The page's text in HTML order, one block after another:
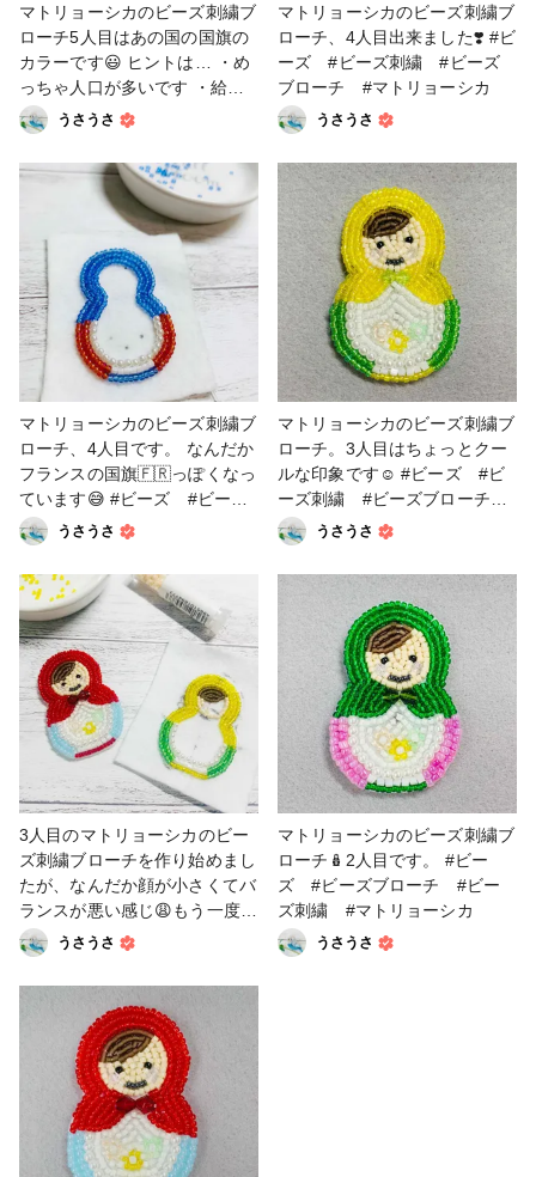
マトリョーシカのビーズ刺繍ブ
ローチ5人目はあの国の国旗の
カラーです😃 ヒントは… ・め
っちゃ人口が多いです ・給食
で大人気メニュー ・映画 #ビ
ーズ #ビーズ刺繍 #ビーズ
ブローチ #マトリョーシカ
うさうさ
マトリョーシカのビーズ刺繍ブ
ローチ、4人目出来ました❣️ #ビ
ーズ #ビーズ刺繍 #ビーズ
ブローチ #マトリョーシカ
うさうさ
マトリョーシカのビーズ刺繍ブ
ローチ、4人目です。 なんだか
フランスの国旗🇫🇷っぽくなっ
ています😅 #ビーズ #ビーズ
ブローチ #ビーズ刺繍 #マ
トリョーシカ
うさうさ
マトリョーシカのビーズ刺繍ブ
ローチ。3人目はちょっとクー
ルな印象です☺️ #ビーズ #ビ
ーズ刺繍 #ビーズブローチ
#マトリョーシカ
うさうさ
3人目のマトリョーシカのビー
ズ刺繍ブローチを作り始めまし
たが、なんだか顔が小さくてバ
ランスが悪い感じ😩もう一度や
り直します💦 #ビーズ #ビー
ズ刺繍 #ビーズブローチ #
マトリョーシカ
うさうさ
マトリョーシカのビーズ刺繍ブ
ローチ🪆2人目です。 #ビー
ズ #ビーズブローチ #ビー
ズ刺繍 #マトリョーシカ
うさうさ